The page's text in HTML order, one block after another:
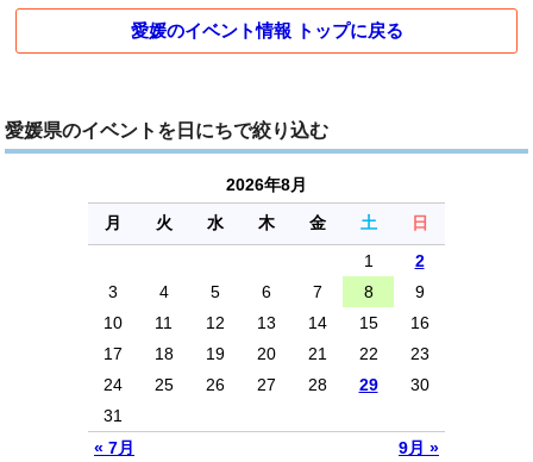
愛媛のイベント情報 トップに戻る
愛媛県のイベントを日にちで絞り込む
2026年8月
月
火 水 木 金 土 日
« 7月 9月 »
1
2
3
4 5 6 7 8
9
10
11 12 13 14 15
16
17
18 19 20 21 22
23
24
25 26 27 28 29
30
31